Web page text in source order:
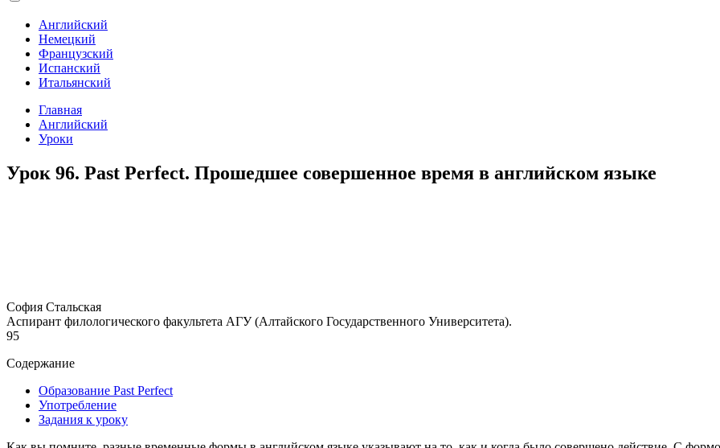
Английский
Немецкий
Французский
Испанский
Итальянский
Главная
Английский
Уроки
Урок 96. Past Perfect. Прошедшее совершенное время в английском языке
София Стальская
Аспирант филологического факультета АГУ (Алтайского Государственного Университета).
95
Содержание
Образование Past Perfect
Употребление
Задания к уроку